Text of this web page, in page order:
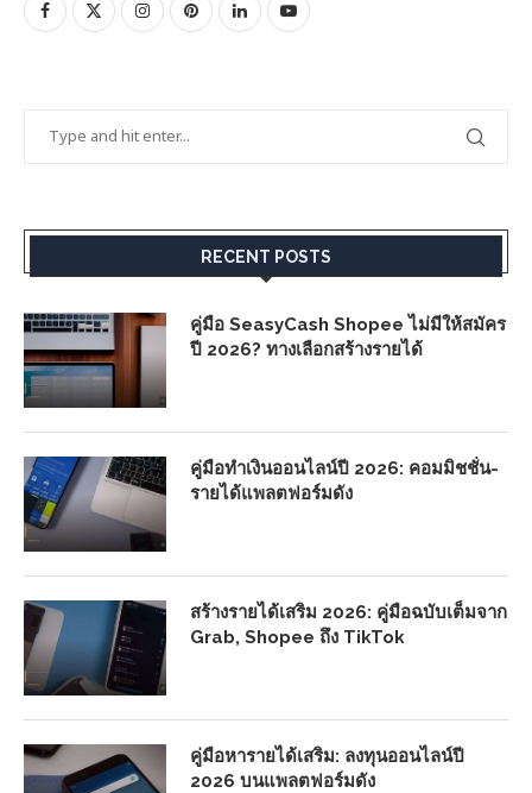
RECENT POSTS
คู่มือ SeasyCash Shopee ไม่มีให้สมัคร
ปี 2026? ทางเลือกสร้างรายได้
คู่มือทำเงินออนไลน์ปี 2026: คอมมิชชั่น-
รายได้แพลตฟอร์มดัง
สร้างรายได้เสริม 2026: คู่มือฉบับเต็มจาก
Grab, Shopee ถึง TikTok
คู่มือหารายได้เสริม: ลงทุนออนไลน์ปี
2026 บนแพลตฟอร์มดัง